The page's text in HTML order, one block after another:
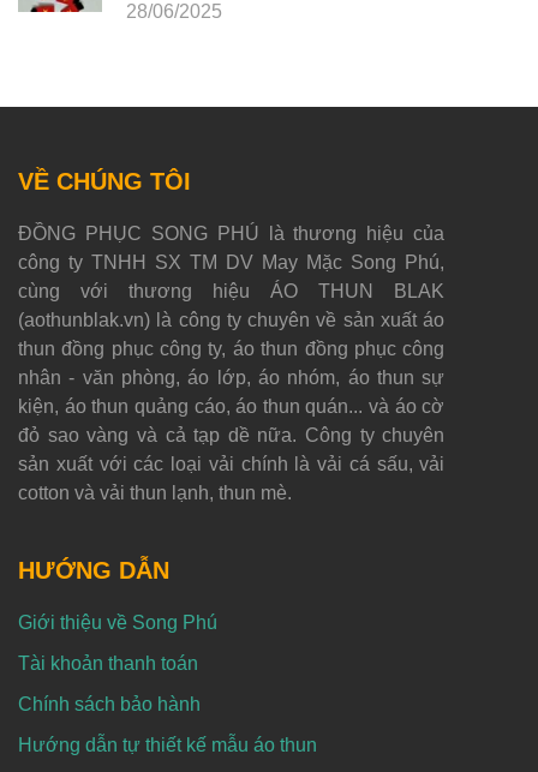
28/06/2025
VỀ CHÚNG TÔI
ĐỒNG PHỤC SONG PHÚ là thương hiệu của
công ty TNHH SX TM DV May Mặc Song Phú,
cùng với thương hiệu ÁO THUN BLAK
(aothunblak.vn) là công ty chuyên về sản xuất áo
thun đồng phục công ty, áo thun đồng phục công
nhân - văn phòng, áo lớp, áo nhóm, áo thun sự
kiện, áo thun quảng cáo, áo thun quán... và áo cờ
đỏ sao vàng và cả tạp dề nữa. Công ty chuyên
sản xuất với các loại vải chính là vải cá sấu, vải
cotton và vải thun lạnh, thun mè.
HƯỚNG DẪN
Giới thiệu về Song Phú
Tài khoản thanh toán
Chính sách bảo hành
Hướng dẫn tự thiết kế mẫu áo thun